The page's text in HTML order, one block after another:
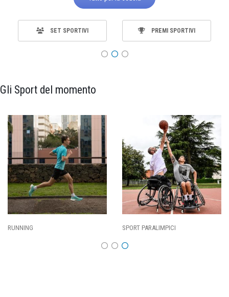
SET SPORTIVI PREMI SPORTIVI
Gli Sport del momento
CALCIO